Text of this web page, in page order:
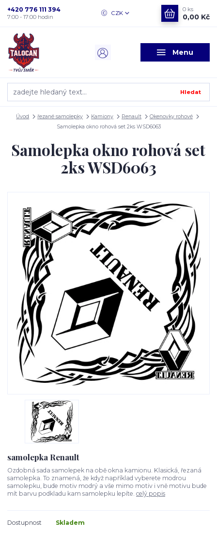
Menu
CZK
Hledat
+420 776 111 394
7:00 - 17:00 hodin
0 ks
0,00 Kč
Úvod řezané samolepky Kamiony Renault
Okenovky rohové
Samolepka okno rohová set 2ks WSD6063
Samolepka okno rohová set
2ks WSD6063
samolepka Renault
Ozdobná sada samolepek na obě okna kamionu. Klasická, řezaná
samolepka. To znamená, že když například vyberete modrou
samolepku, bude motiv modrý a vše mimo motiv i vně motivu bude
mít barvu podkladu kam samolepku lepíte. celý popis
Dostupnost
Skladem